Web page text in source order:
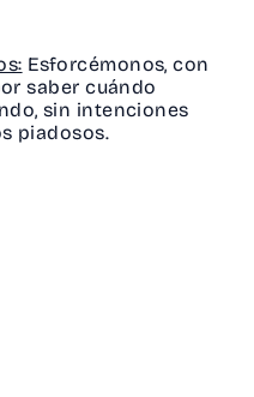
Esforcémonos, con
saber cuándo
sin intenciones
piadosos.